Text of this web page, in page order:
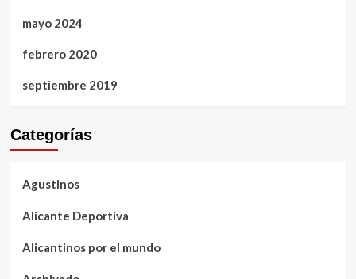
mayo 2024
febrero 2020
septiembre 2019
Categorías
Agustinos
Alicante Deportiva
Alicantinos por el mundo